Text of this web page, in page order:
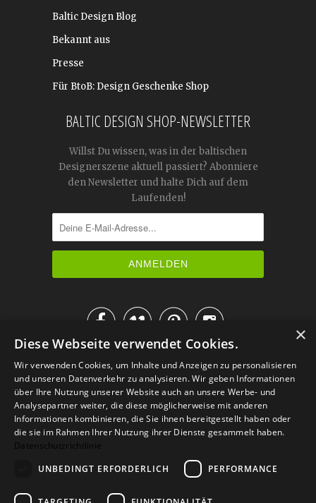
Baltic Design Blog
Bekannt aus
Presse
Für BtoB: Design Geschenke Shop
BALTIC DESIGN SHOP-NEWSLETTER
Willst Du wissen, was in der baltischen
Designerszene aktuell passiert? Abonniere
den Newsletter und halte Dich auf dem
Laufenden!

IM KATALOG BLÄTTERN
×
Diese Webseite verwendet Cookies.
Wir verwenden Cookies, um Inhalte und Anzeigen zu personalisieren
und unseren Datenverkehr zu analysieren. Wir geben Informationen
über Ihre Nutzung unserer Website auch an unsere Werbe- und
Analysepartner weiter, die diese möglicherweise mit anderen
Informationen kombinieren, die Sie ihnen bereitgestellt haben oder
die sie im Rahmen Ihrer Nutzung ihrer Dienste gesammelt haben.
Datenschutzrichtlinie
UNBEDINGT ERFORDERLICH
PERFORMANCE